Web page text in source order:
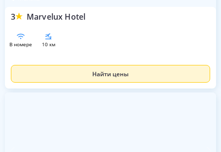
3 Marvelux Hotel
в номере 10 км
Найти цены